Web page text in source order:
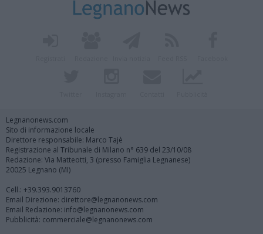
Legnanonews.com
Sito di informazione locale
Direttore responsabile: Marco Tajè
Registrazione al Tribunale di Milano n° 639 del 23/10/08
Redazione: Via Matteotti, 3 (presso Famiglia Legnanese)
20025 Legnano (MI)
Cell.: +39.393.9013760
Email Direzione: direttore@legnanonews.com
Email Redazione: info@legnanonews.com
Pubblicità: commerciale@legnanonews.com